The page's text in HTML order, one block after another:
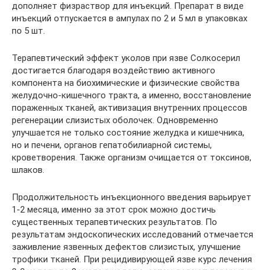
дополняет физраствор для инъекций. Препарат в виде
инъекций отпускается в ампулах по 2 и 5 мл в упаковках
по 5 шт.
Терапевтический эффект уколов при язве Солкосерил
достигается благодаря воздействию активного
компонента на биохимические и физические свойства
желудочно-кишечного тракта, а именно, восстановление
пораженных тканей, активизация внутренних процессов
регенерации слизистых оболочек. Одновременно
улучшается не только состояние желудка и кишечника,
но и печени, органов гепатобилиарной системы,
кроветворения. Также организм очищается от токсинов,
шлаков.
Продолжительность инъекционного введения варьирует
1-2 месяца, именно за этот срок можно достичь
существенных терапевтических результатов. По
результатам эндоскопических исследований отмечается
заживление язвенных дефектов слизистых, улучшение
трофики тканей. При рецидивирующей язве курс лечения